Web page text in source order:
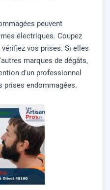
peuvent
électriques. Coupez
vos prises. Si elles
marques de dégâts,
d'un professionnel
prises endommagées.